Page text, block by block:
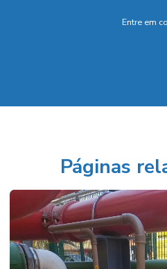
Entre em
Páginas